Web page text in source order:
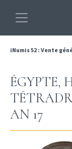
iNumis 52 : Vente
ÉGYPTE,
AN 17